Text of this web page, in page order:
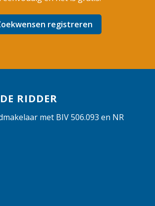
registreren
RIDDER
met BIV 506.093 en NR